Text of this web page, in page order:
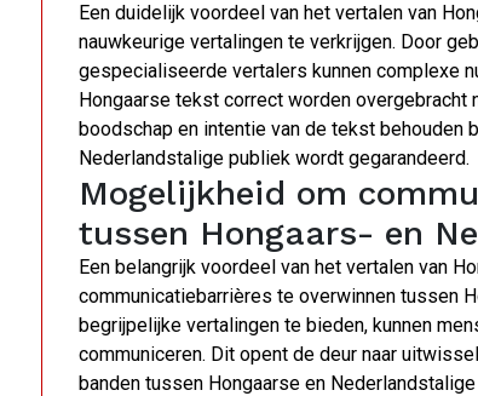
Een duidelijk voordeel van het vertalen van
nauwkeurige vertalingen te verkrijgen. Door
gespecialiseerde vertalers kunnen complexe
Hongaarse tekst correct worden overgebracht
boodschap en intentie van de tekst behouden
Nederlandstalige publiek wordt gegarandeerd.
Mogelijkheid om
tussen Hongaars- en
Een belangrijk voordeel van het vertalen van
communicatiebarrières te overwinnen tussen
begrijpelijke vertalingen te bieden, kunnen
communiceren. Dit opent de deur naar
banden tussen Hongaarse en